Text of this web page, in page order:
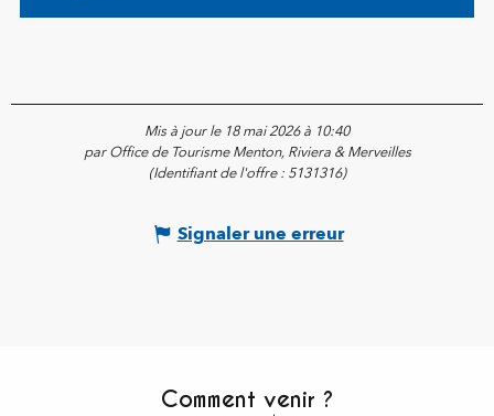
Mis à jour le 18 mai 2026 à 10:40
par Office de Tourisme Menton, Riviera & Merveilles
(Identifiant de l'offre : 5131316)
Signaler une erreur
Comment venir ?